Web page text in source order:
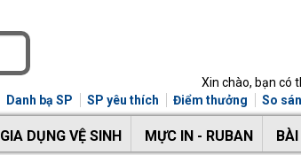
Xin chào, bạn có
Danh bạ SP
SP yêu thích Điểm thưởng So
GIA DỤNG VỆ SINH MỰC IN - RUBAN